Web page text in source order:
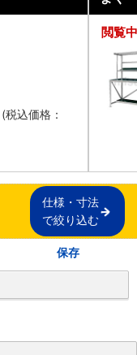
(税込価格：
閲覧
仕様・寸法
で絞り込む
保存